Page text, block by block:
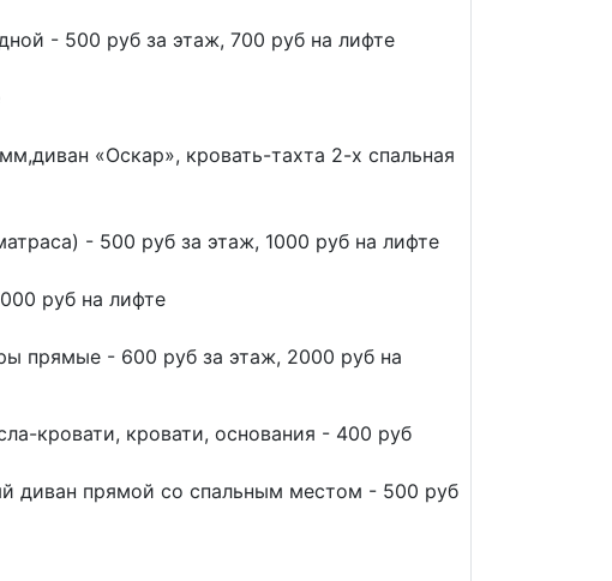
- 500 руб за этаж, 700 руб на лифте
«Оскар», кровать-тахта 2-х спальная
- 500 руб за этаж, 1000 руб на лифте
руб на лифте
прямые - 600 руб за этаж, 2000 руб на
кровати, кровати, основания - 400 руб
диван прямой со спальным местом - 500 руб